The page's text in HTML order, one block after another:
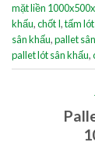
mặt liền
khấu,chốt I,tấm
sân khấu,pallet
pallet lót sân khấu,